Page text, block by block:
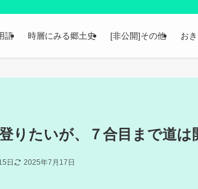
語 時層にみる郷土史 [非公開]その他 お
りたいが、７合目まで道は
日 2025年7月17日